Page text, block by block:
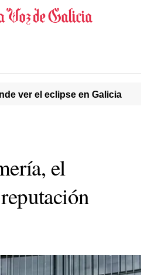
ver el eclipse en Galicia
el